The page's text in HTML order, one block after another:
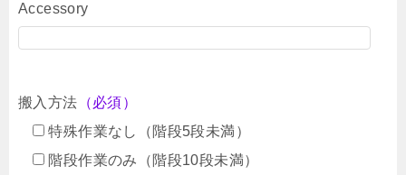
Accessory
搬入方法 （必須）
特殊作業なし（階段5段未満）
階段作業のみ（階段10段未満）